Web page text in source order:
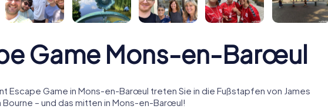
Game Mons-en-Barœul
Escape Game in Mons-en-Barœul treten Sie in die Fußstapfen von James
Bourne – und das mitten in Mons-en-Barœul!